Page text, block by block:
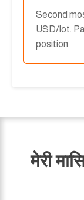
Second
USD/lot.
position.
मेरी